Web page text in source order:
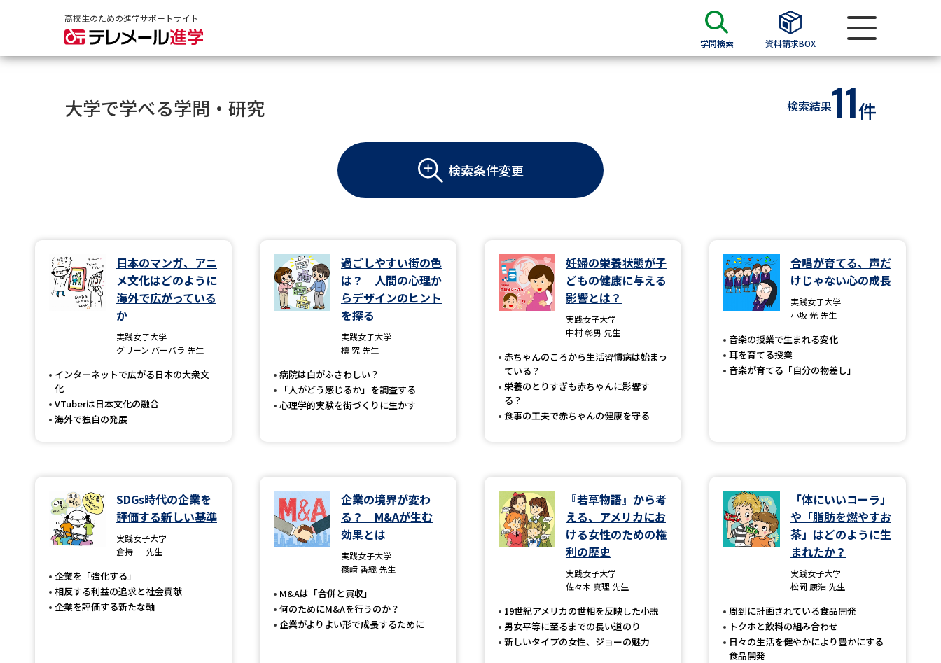
高校生のための進学サポートサイト
学問検索 資料請求BOX
大学・短大の資料種類から請求
大学パンフ
学部・学科パンフ
総合型選抜・学校推薦型選抜 募集要項＆願書
大学・短大以外の資料から請求
専門学校の資料請求 大学院の資料請求
留学・進学関連、塾・予備校
大学入学共通テスト「受験案内」の請求
高等学校卒業程度認定試験
幼稚園教員資格認定試験
高等学校（情報）教員資格認定試験
大学で学べる内容や特徴を調べる
新増設大学・学部・学科特集
国際・グローバルに強い大学特集
奨学金・特待生制度特集
新学年スタート号特集ページ（高3生用）
新学年スタート号特集ページ（高2生用）
SELFBRAND特集ページ
大学で学べる学問・研究 検索結果11件
検索条件変更
日本のマンガ、アニ
メ文化はどのように
海外で広がっている
か
実践女子大学
グリーン バーバラ 先生
インターネットで広がる日本の大衆文
化
VTuberは日本文化の融合
海外で独自の発展
過ごしやすい街の色
は？ 人間の心理か
らデザインのヒント
を探る
実践女子大学
槙 究 先生
病院は白がふさわしい？
「人がどう感じるか」を調査する
心理学的実験を街づくりに生かす
妊婦の栄養状態が子
どもの健康に与える
影響とは？
実践女子大学
中村 彰男 先生
赤ちゃんのころから生活習慣病は始まっ
ている？
栄養のとりすぎも赤ちゃんに影響す
る？
食事の工夫で赤ちゃんの健康を守る
合唱が育てる、声だ
けじゃない心の成長
実践女子大学
小坂 光 先生
音楽の授業で生まれる変化
耳を育てる授業
音楽が育てる「自分の物差し」
SDGs時代の企業を
評価する新しい基準
実践女子大学
倉持 一 先生
企業を「強化する」
相反する利益の追求と社会貢献
企業を評価する新たな軸
企業の境界が変わ
る？ M&Aが生む
効果とは
実践女子大学
篠﨑 香織 先生
M&Aは「合併と買収」
何のためにM&Aを行うのか？
企業がよりよい形で成長するために
『若草物語』から考
える、アメリカにお
ける女性のための権
利の歴史
実践女子大学
佐々木 真理 先生
19世紀アメリカの世相を反映した小説
男女平等に至るまでの長い道のり
新しいタイプの女性、ジョーの魅力
「体にいいコーラ」
や「脂肪を燃やすお
茶」はどのように生
まれたか？
実践女子大学
松岡 康浩 先生
周到に計画されている食品開発
トクホと飲料の組み合わせ
日々の生活を健やかにより豊かにする
食品開発